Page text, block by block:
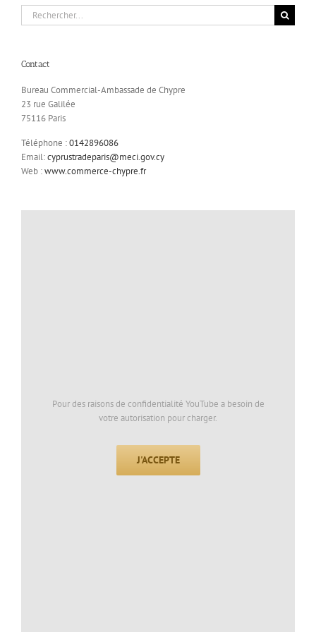
Rechercher:
Contact
Bureau Commercial-Ambassade de Chypre
23 rue Galilée
75116 Paris
Téléphone :0142896086
Email:cyprustradeparis@meci.gov.cy
Web :www.commerce-chypre.fr
Pour des raisons de confidentialité YouTube a besoin de
votre autorisation pour charger.
J'ACCEPTE